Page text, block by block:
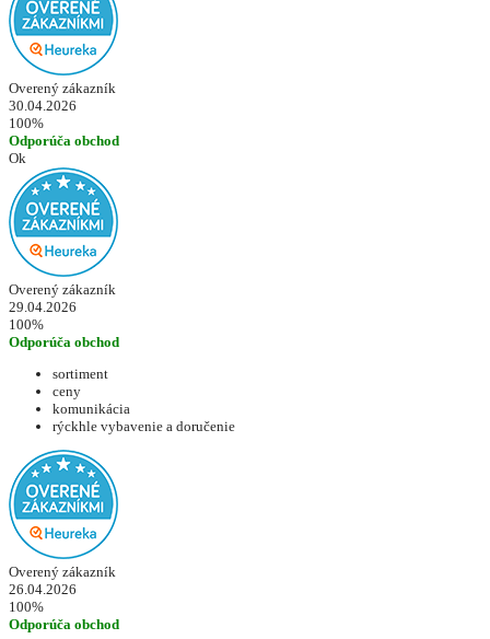
Overený zákazník
30.04.2026
100%
Odporúča obchod
Ok
Overený zákazník
29.04.2026
100%
Odporúča obchod
sortiment
ceny
komunikácia
rýckhle vybavenie a doručenie
Overený zákazník
26.04.2026
100%
Odporúča obchod